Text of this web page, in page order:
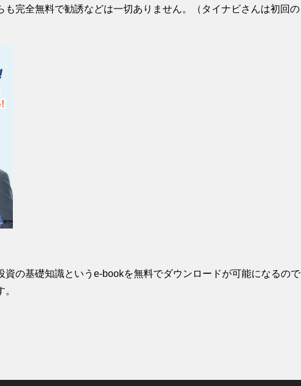
完全無料で勧誘などは一切ありません。（タイナビさんは初回の
資の基礎知識というe-bookを無料でダウンロードが可能になるので